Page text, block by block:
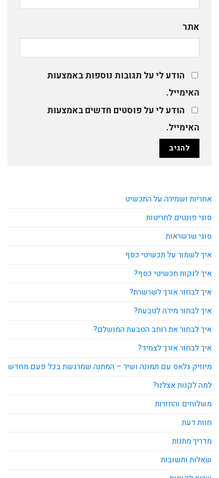
אתר
הודע לי על תגובות נוספות באמצעות
האימייל.
הודע לי על פוסטים חדשים באמצעות
האימייל.
אחריות ושמירה על התכשיט
סוגי פונטים לחריטות
סוגי שרשראות
איך לשמור על תכשיטי כסף
איך לנקות תכשיטי כסף?
איך לבחור אורך לשרשרת?
איך לבחור מידה לטבעת?
איך לבחור את רוחב הטבעת המושלם?
איך לבחור אורך לצמיד?
מיוזיק גלאס עם תמונה ושיר – המתנה שמרגשת בכל פעם מחדש
למה לקנות אצלנו?
משלוחים והחזרות
חוות דעת
מדריך מתנות
שאלות ותשובות